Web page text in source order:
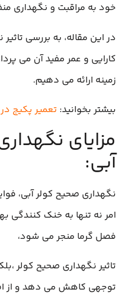
خود به مراقبت و نگهداری
در این مقاله، به بررسی
کارایی و عمر مفید آن می
زمینه ارائه می دهیم.
بیشتر بخوانید: تعمیر پکیج
مزایای
آبی:
نگهداری صحیح کولر آبی،
امر نه تنها به خنک کنندگی
فصل گرما منجر می شود،
تاثیر نگهداری صحیح کولر
توجهی کاهش می دهد و از